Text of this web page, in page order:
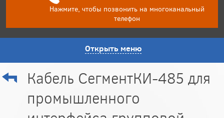
Нажмите, чтобы позвонить на многоканальный
телефон
Открыть меню
Кабель СегментКИ-485 для
промышленного